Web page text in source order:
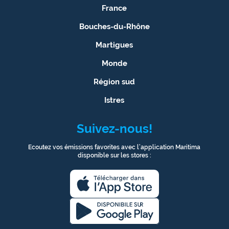
France
Bouches-du-Rhône
Martigues
Monde
Région sud
Istres
Suivez-nous!
Ecoutez vos émissions favorites avec l’application Maritima
disponible sur les stores :